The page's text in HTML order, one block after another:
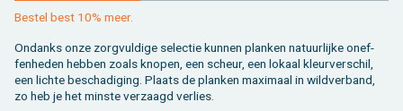
Be­stel best 10% meer.
On­danks onze zorg­vul­di­ge se­lec­tie kun­nen plan­ken na­tuur­lij­ke on­ef­
fen­he­den heb­ben zoals kno­pen, een scheur, een lo­kaal kleur­ver­schil,
een lich­te be­scha­di­ging. Plaats de plan­ken maxi­maal in wild­ver­band,
zo heb je het min­ste ver­zaagd ver­lies.